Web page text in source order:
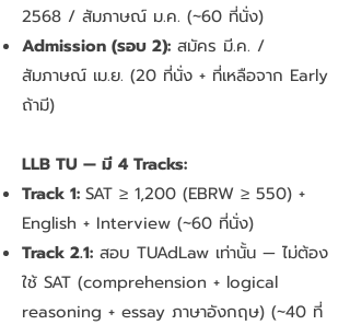
2568 / สัมภาษณ์ ม.ค. (~60 ที่นั่ง)
Admission (รอบ 2): สมัคร มี.ค. /
สัมภาษณ์ เม.ย. (20 ที่นั่ง + ที่เหลือจาก Early
ถ้ามี)
LLB TU — มี 4 Tracks:
Track 1: SAT ≥ 1,200 (EBRW ≥ 550) +
English + Interview (~60 ที่นั่ง)
Track 2.1: สอบ TUAdLaw เท่านั้น — ไม่ต้อง
ใช้ SAT (comprehension + logical
reasoning + essay ภาษาอังกฤษ) (~40 ที่